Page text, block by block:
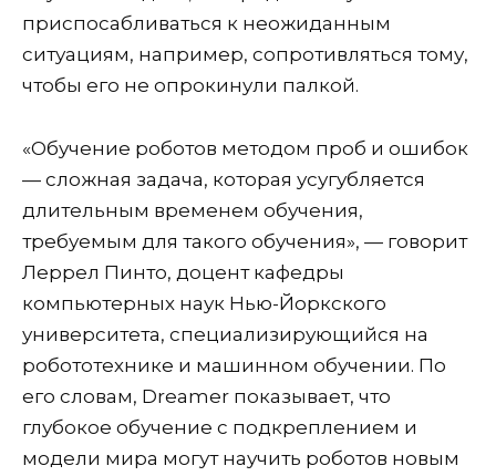
приспосабливаться к неожиданным
ситуациям, например, сопротивляться тому,
чтобы его не опрокинули палкой.
«Обучение роботов методом проб и ошибок
— сложная задача, которая усугубляется
длительным временем обучения,
требуемым для такого обучения», — говорит
Леррел Пинто, доцент кафедры
компьютерных наук Нью-Йоркского
университета, специализирующийся на
робототехнике и машинном обучении. По
его словам, Dreamer показывает, что
глубокое обучение с подкреплением и
модели мира могут научить роботов новым